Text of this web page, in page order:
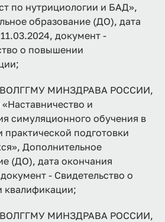
по нутрициологии и БАД»,
образование (ДО), дата
документ -
о повышении
МИНЗДРАВА РОССИИ,
и
симуляционного обучения в
практической подготовки
Дополнительное
(ДО), дата окончания
- Свидетельство о
МИНЗДРАВА РОССИИ,